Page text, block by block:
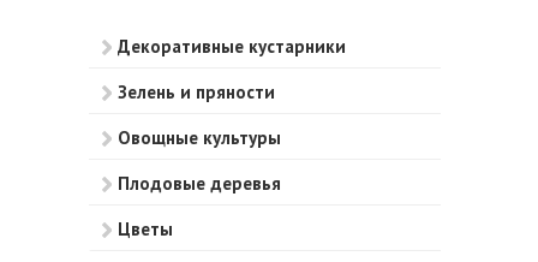
Декоративные кустарники
Зелень и пряности
Овощные культуры
Плодовые деревья
Цветы